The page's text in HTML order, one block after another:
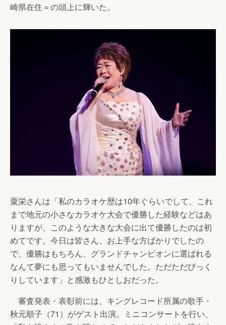
崎県在住＝の頭上に輝いた。
粟栄さんは「私のカラオケ歴は10年ぐらいでして、これ
まで地元の小さなカラオケ大会で優勝した経験などはあ
りますが、このような大きな大会に出て優勝したのは初
めてです。今日は皆さん、お上手な方ばかりでしたの
で、優勝はもちろん、グランドチャンピオンに選ばれる
なんて夢にも思ってもいませんでした。ただただびっく
りしています」と感激もひとしおだった。
審査発表・表彰前には、キングレコード所属の歌手・
秋元順子（71）がゲスト出演。ミニコンサートを行い、